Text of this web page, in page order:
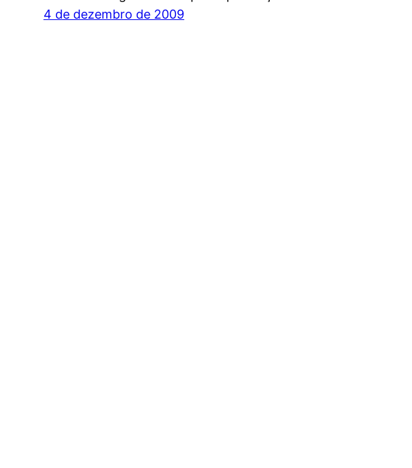
4 de dezembro de 2009